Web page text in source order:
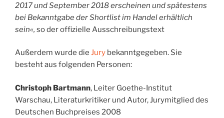
2017 und September 2018 erscheinen und spätestens
bei Bekanntgabe der Shortlist im Handel erhältlich
sein«, so der offizielle Ausschreibungstext
Außerdem wurde die Jury bekanntgegeben. Sie
besteht aus folgenden Personen:
Christoph Bartmann, Leiter Goethe-Institut
Warschau, Literaturkritiker und Autor, Jurymitglied des
Deutschen Buchpreises 2008